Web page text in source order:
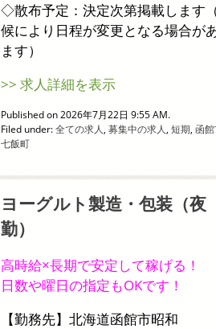
◇散布予定：決定次第掲載します
候により日程が変更となる場合が
ます）
>> 求人詳細を表示
Published on 2026年7月22日 9:55 AM.
Filed under:全ての求人, 募集中の求人, 短期, 函
七飯町
ヨーグルト製造・包装（夜
勤）
高時給×長期で安定して稼げる！
日数や曜日の指定もOKです！
【勤務先】北海道函館市昭和